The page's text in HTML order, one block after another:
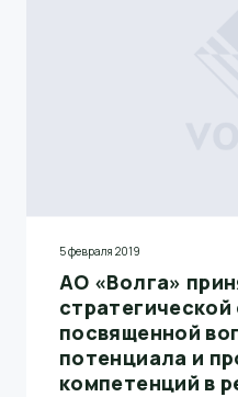
5 февраля 2019
АО «Волга»
посвященной
потенциала и
компетенций в